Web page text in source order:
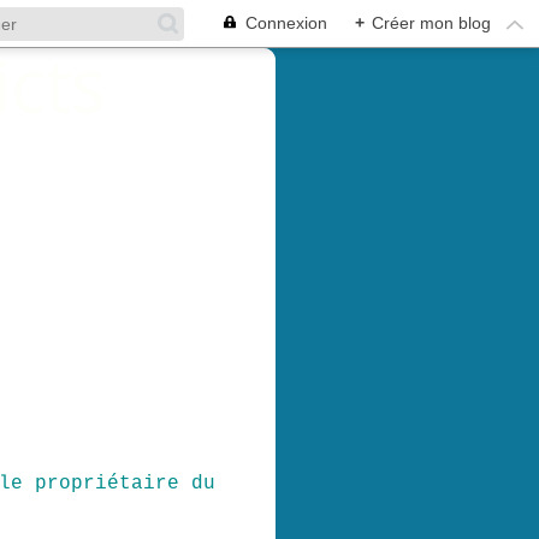
Connexion + Créer mon blog
propriétaire du